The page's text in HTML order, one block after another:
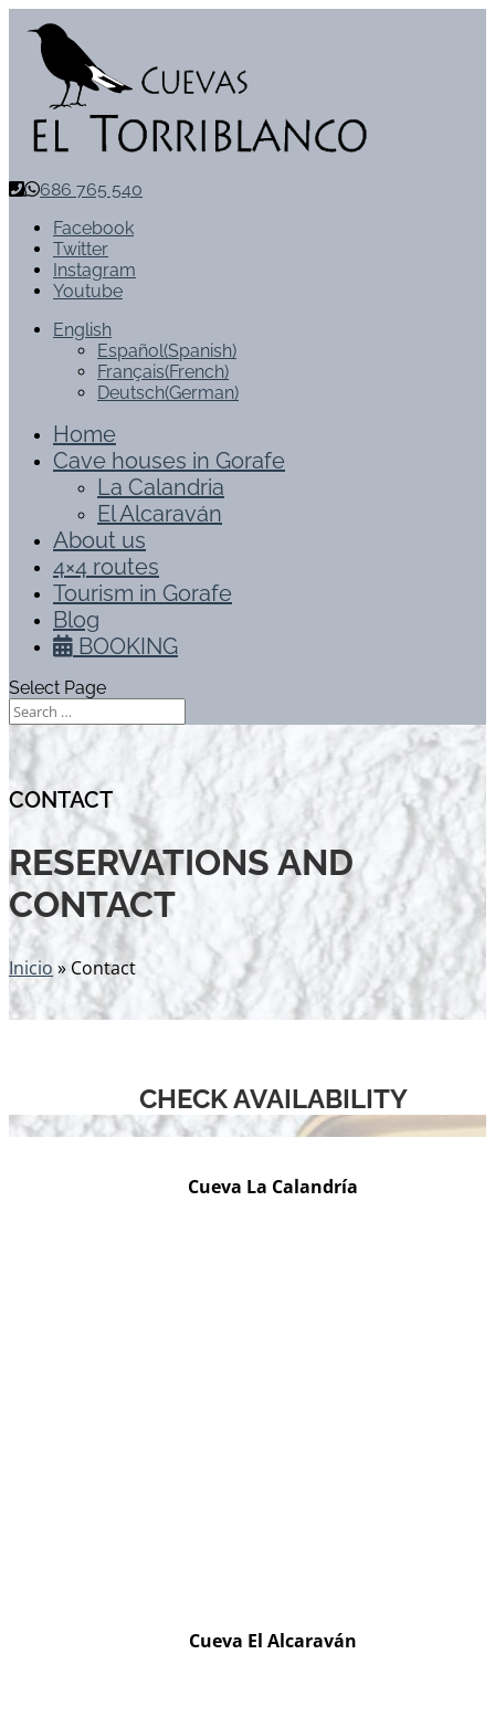
686 765 540
Facebook
Twitter
Instagram
Youtube
English
Español(Spanish)
Français(French)
Deutsch(German)
Home
Cave houses in Gorafe
La Calandria
El Alcaraván
About us
4×4 routes
Tourism in Gorafe
Blog
BOOKING
Select Page
CONTACT
RESERVATIONS AND
CONTACT
Inicio » Contact
CHECK AVAILABILITY
Cueva La Calandría
Cueva El Alcaraván